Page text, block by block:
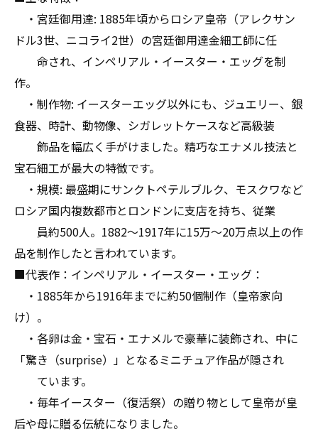
・宮廷御用達: 1885年頃からロシア皇帝（アレクサン
ドル3世、ニコライ2世）の宮廷御用達金細工師に任
命され、インペリアル・イースター・エッグを制
作。
・制作物: イースターエッグ以外にも、ジュエリー、銀
食器、時計、動物像、シガレットケースなど高級装
飾品を幅広く手がけました。精巧なエナメル技法と
宝石細工が最大の特徴です。
・規模: 最盛期にサンクトペテルブルク、モスクワなど
ロシア国内複数都市とロンドンに支店を持ち、従業
員約500人。1882〜1917年に15万〜20万点以上の作
品を制作したと言われています。
■代表作：インペリアル・イースター・エッグ：
・1885年から1916年までに約50個制作（皇帝家向
け）。
・各卵は金・宝石・エナメルで豪華に装飾され、中に
「驚き（surprise）」となるミニチュア作品が隠され
ています。
・毎年イースター（復活祭）の贈り物として皇帝が皇
后や母に贈る伝統になりました。